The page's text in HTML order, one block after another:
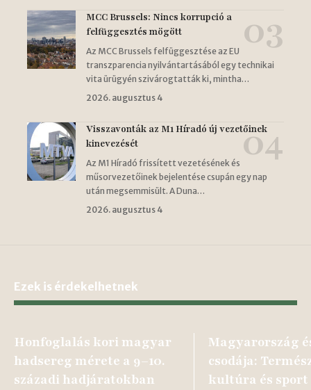
MCC Brussels: Nincs korrupció a
felfüggesztés mögött
Az MCC Brussels felfüggesztése az EU
transzparencia nyilvántartásából egy technikai
vita ürügyén szivárogtatták ki, mintha…
2026. augusztus 4
Visszavonták az M1 Híradó új vezetőinek
kinevezését
Az M1 Híradó frissített vezetésének és
műsorvezetőinek bejelentése csupán egy nap
után megsemmisült. A Duna…
2026. augusztus 4
Ezek is érdekelhetnek
Honfoglalás kori magyar
hadsereg mérete a 9–10.
századi hadjáratokban
Magyarország
csodája:
kultúra és sport